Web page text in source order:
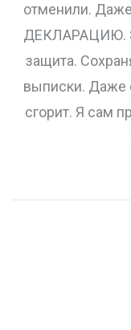
отменили.
ДЕКЛАРАЦИЮ.
защита.
выписки. Даже
сгорит. Я сам